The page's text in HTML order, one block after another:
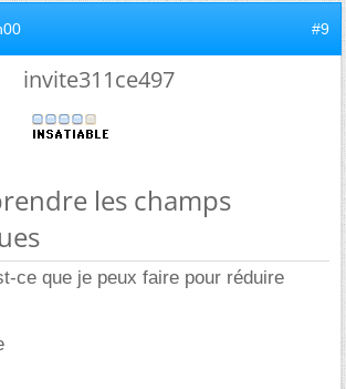
#9
invite311ce497
les champs
ce que je peux faire pour réduire